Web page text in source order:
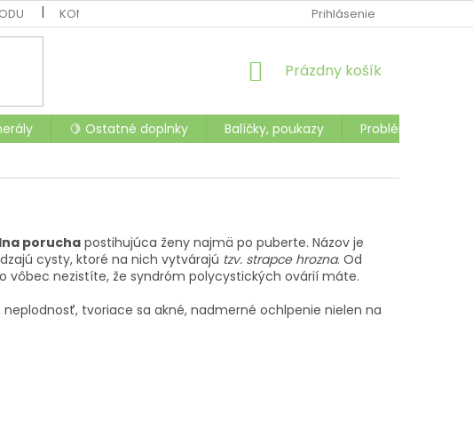
KONTAKTY OCHRANA OSOBNÝCH ÚDAJOV OBCHODNÉ
Prihlásenie
NÁKUPNÝ
Prázdny košík
🍋 Ostatné doplnky Balíčky, poukazy
Problémy a
poruchapostihujúca ženy najmä po puberte. Názov je
cysty, ktoré na nich vytvárajú tzv. strapce hrozna. Od
vôbec nezistíte, že syndróm polycystických ovárií máte.
tvoriace sa akné, nadmerné ochlpenie nielen na